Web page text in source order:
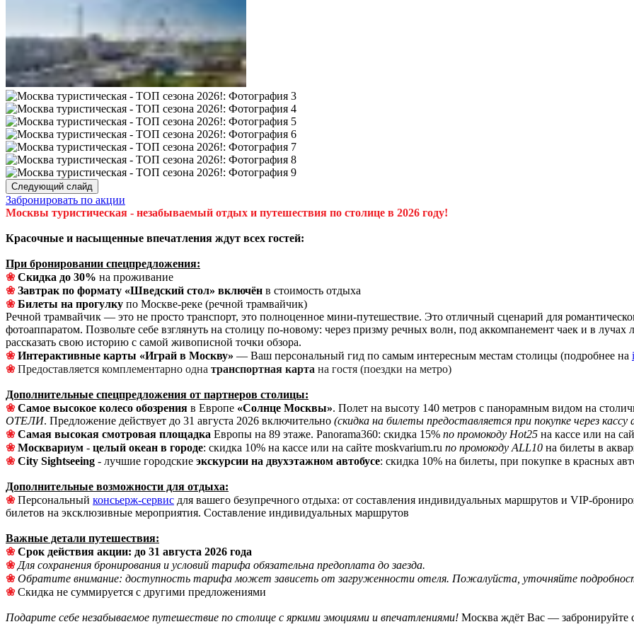
Следующий слайд
Забронировать по акции
Москвы туристическая - незабываемый отдых и путешествия по столице в 2026 году!
Красочные и насыщенные впечатления ждут всех гостей:
При бронировании спецпредложения:
❀ Скидка до 30% на проживание
❀Завтрак по формату «Шведский стол» включён в стоимость отдыха
❀ Билеты на прогулку по Москве-реке (речной трамвайчик)
Речной трамвайчик — это не просто транспорт, это полноценное мини-путешествие. Это отличный сценарий для
фотоаппаратом. Позвольте себе взглянуть на столицу по-новому: через призму речных волн, под аккомпанемент чаек и в лучах
рассказать свою историю с самой живописной точки обзора.
❀ Интерактивные карты «Играй в Москву» — Ваш персональный гид по самым интересным местам столицы (подробнее на
❀Предоставляется комплементарно одна транспортная карта на гостя (поездки на метро)
Дополнительные спецпредложения от партнеров столицы:
❀ Самое высокое колесо обозрения в Европе «Солнце Москвы». Полет на высоту 140 метров с панорамным видом на
ОТЕЛИ. Предложение действует до 31 августа 2026 включительно (скидка на билеты предоставляется при покупке через
❀ Самая высокая смотровая площадка Европы на 89 этаже. Panorama360: скидка 15% по промокоду Hot25 на кассе или на
❀ Москвариум - целый океан в городе: скидка 10% на кассе или на сайте moskvarium.ru по промокоду ALL10 на билеты в
❀ City Sightseeing - лучшие городские экскурсии на двухэтажном автобусе: скидка 10% на билеты, при покупке в красных
Дополнительные возможности для отдыха:
❀ Персональный консьерж-сервис для вашего безупречного отдыха: от составления индивидуальных маршрутов и VIP-
билетов на эксклюзивные мероприятия. Составление индивидуальных маршрутов
Важные детали путешествия:
❀ Срок действия акции: до 31 августа 2026 года
❀ Для сохранения бронирования и условий тарифа обязательна предоплата до заезда.
❀ Обратите внимание: доступность тарифа может зависеть от загруженности отеля. Пожалуйста, уточняйте
❀ Скидка не суммируется с другими предложениями
Подарите себе незабываемое путешествие по столице с яркими эмоциями и впечатлениями! Москва ждёт Вас — забронируйте